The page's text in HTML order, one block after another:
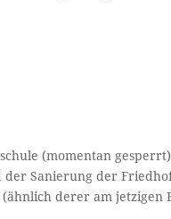
(momentan
der Sanierung der
derer am jetzigen